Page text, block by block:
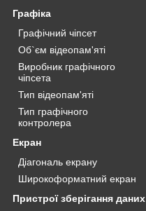
Графіка
Графічний чіпсет
Об`єм відеопам'яті
Виробник графічного
чіпсета
Тип відеопам'яті
Тип графічного
контролера
Екран
Діагональ екрану
Широкоформатний екран
Пристрої зберігання даних